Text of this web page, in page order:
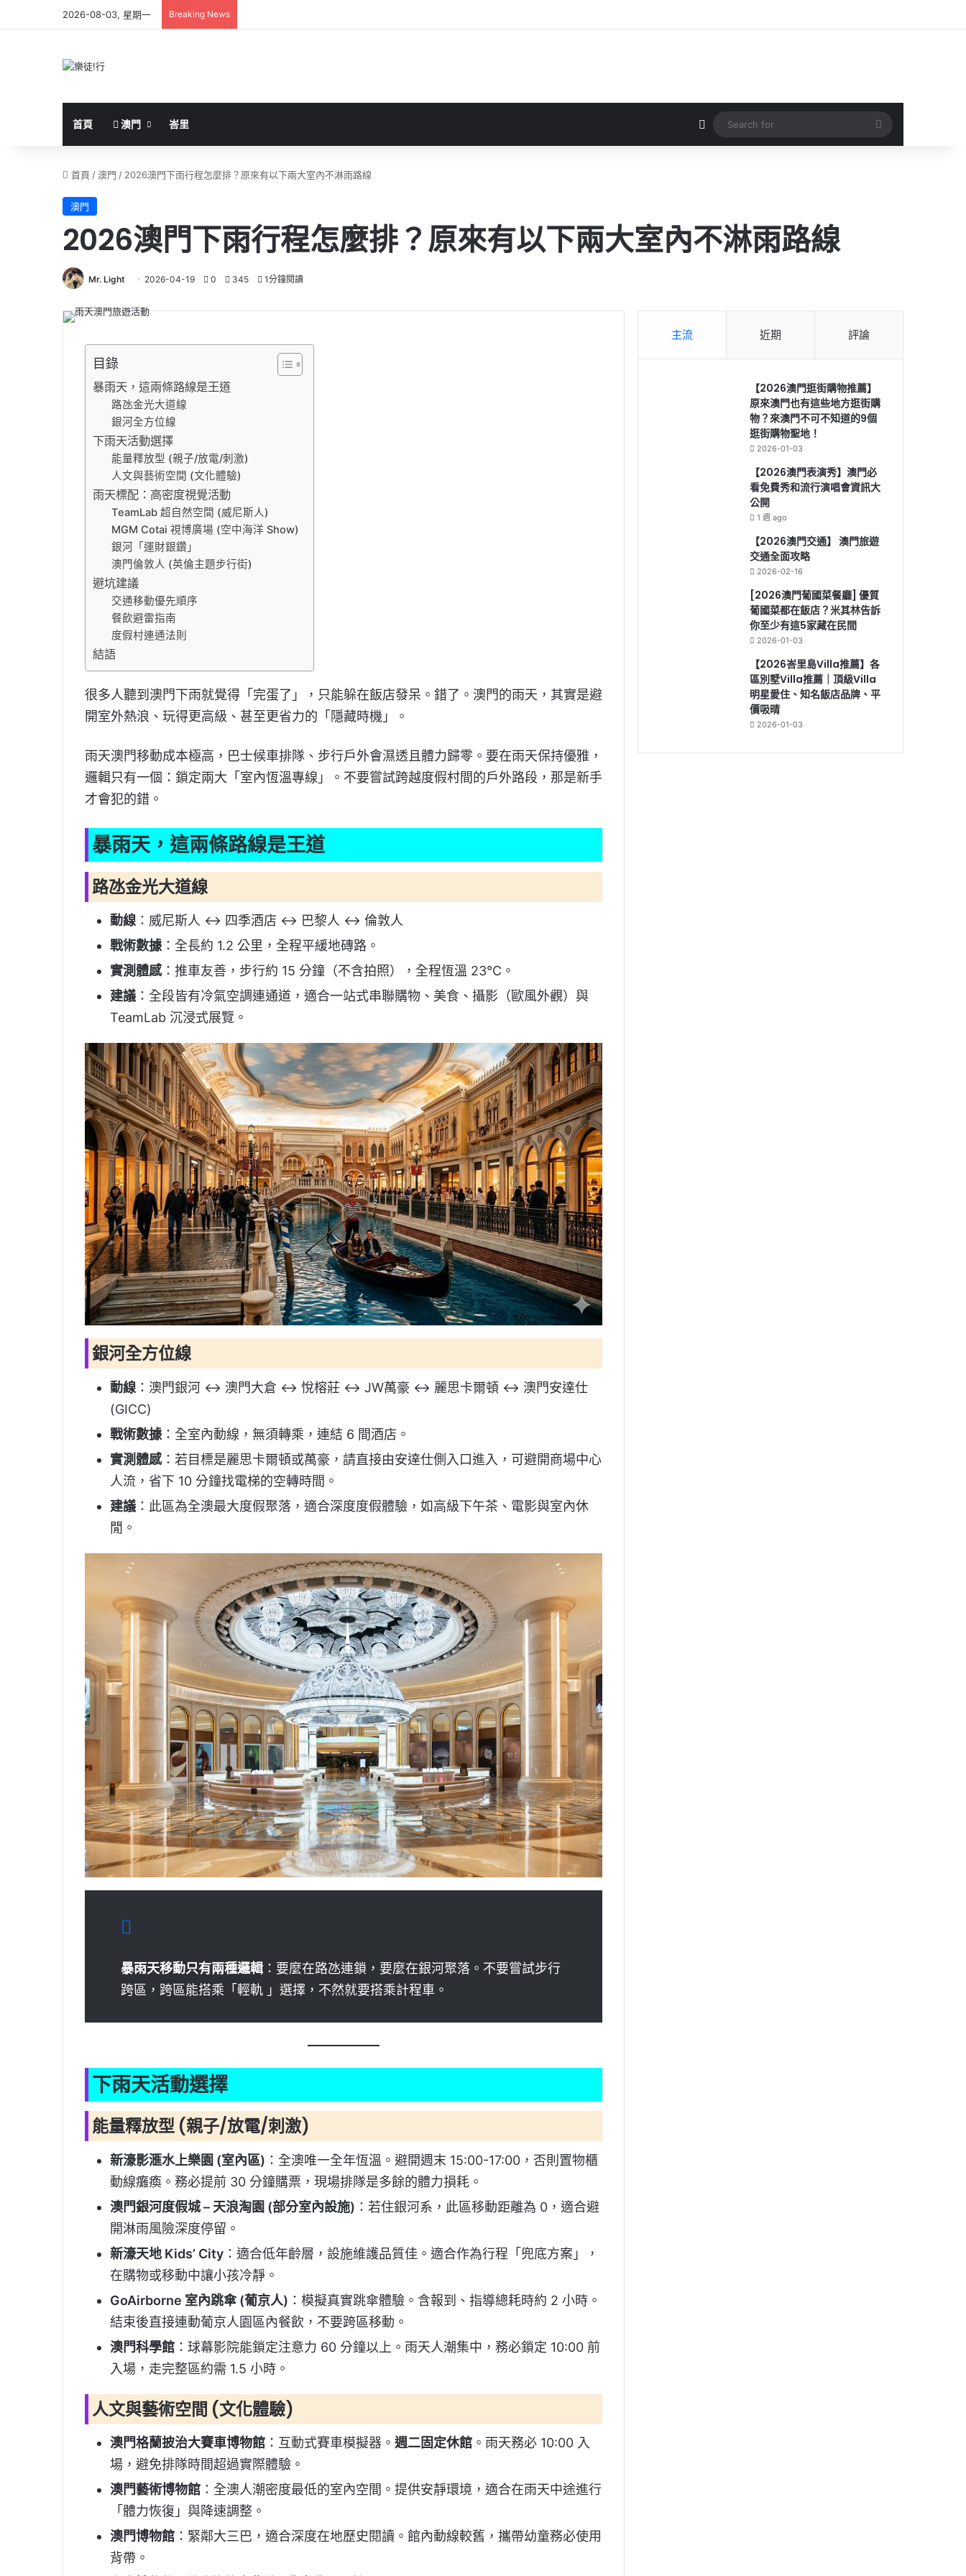
2026-08-03, 星期一 Breaking News
首頁 澳門 峇里 Random Article
Search
for
首頁 /澳門 / 2026澳門下雨行程怎麼排？原來有以下兩大室內不淋雨路線
澳門
2026澳門下雨行程怎麼排？原來有以下兩大室內不淋雨路線
Mr. Light 2026-04-19 0 345 1分鐘閱讀
目錄
暴雨天，這兩條路線是王道
路氹金光大道線
銀河全方位線
下雨天活動選擇
能量釋放型 (親子/放電/刺激)
人文與藝術空間 (文化體驗)
雨天標配：高密度視覺活動
TeamLab 超自然空間 (威尼斯人)
MGM Cotai 視博廣場 (空中海洋 Show)
銀河「運財銀鑽」
澳門倫敦人 (英倫主題步行街)
避坑建議
交通移動優先順序
餐飲避雷指南
度假村連通法則
結語
很多人聽到澳門下雨就覺得「完蛋了」，只能躲在飯店發呆。錯了。澳門的雨天，其實是避
開室外熱浪、玩得更高級、甚至更省力的「隱藏時機」。
雨天澳門移動成本極高，巴士候車排隊、步行戶外會濕透且體力歸零。要在雨天保持優雅，
邏輯只有一個：鎖定兩大「室內恆溫專線」。不要嘗試跨越度假村間的戶外路段，那是新手
才會犯的錯。
暴雨天，這兩條路線是王道
路氹金光大道線
動線 ：威尼斯人 ↔ 四季酒店 ↔ 巴黎人 ↔ 倫敦人
戰術數據 ：全長約 1.2 公里，全程平緩地磚路。
實測體感：推車友善，步行約 15 分鐘（不含拍照），全程恆溫 23°C。
建議 ：全段皆有冷氣空調連通道，適合一站式串聯購物、美食、攝影（歐風外觀）與
TeamLab 沉浸式展覽。
銀河全方位線
動線 ：澳門銀河 ↔ 澳門大倉 ↔ 悅榕莊 ↔ JW萬豪 ↔ 麗思卡爾頓 ↔ 澳門安達仕
(GICC)
戰術數據 ：全室內動線，無須轉乘，連結 6 間酒店。
實測體感：若目標是麗思卡爾頓或萬豪，請直接由安達仕側入口進入，可避開商場中心
人流，省下 10 分鐘找電梯的空轉時間。
建議 ：此區為全澳最大度假聚落，適合深度度假體驗，如高級下午茶、電影與室內休
閒。
暴雨天移動只有兩種邏輯 ：要麼在路氹連鎖，要麼在銀河聚落。不要嘗試步行
跨區，跨區能搭乘「輕軌 」選擇，不然就要搭乘計程車。
下雨天活動選擇
能量釋放型 (親子/放電/刺激)
新濠影滙水上樂園 (室內區) ：全澳唯一全年恆溫。避開週末 15:00-17:00，否則置物櫃
動線癱瘓。務必提前 30 分鐘購票，現場排隊是多餘的體力損耗。
澳門銀河度假城 – 天浪淘園 (部分室內設施) ：若住銀河系，此區移動距離為 0，適合避
開淋雨風險深度停留。
新濠天地 Kids’ City ：適合低年齡層，設施維護品質佳。適合作為行程「兜底方案」，
在購物或移動中讓小孩冷靜。
GoAirborne 室內跳傘 (葡京人) ：模擬真實跳傘體驗。含報到、指導總耗時約 2 小時。
結束後直接連動葡京人園區內餐飲，不要跨區移動。
澳門科學館 ：球幕影院能鎖定注意力 60 分鐘以上。雨天人潮集中，務必鎖定 10:00 前
入場，走完整區約需 1.5 小時。
人文與藝術空間 (文化體驗)
澳門格蘭披治大賽車博物館 ：互動式賽車模擬器。 週二固定休館 。雨天務必 10:00 入
場，避免排隊時間超過實際體驗。
澳門藝術博物館 ：全澳人潮密度最低的室內空間。提供安靜環境，適合在雨天中途進行
「體力恢復」與降速調整。
澳門博物館 ：緊鄰大三巴，適合深度在地歷史閱讀。館內動線較舊，攜帶幼童務必使用
背帶。
主流 近期 評論
【2026澳門逛街購物推薦】
原來澳門也有這些地方逛街購
物？來澳門不可不知道的9個
逛街購物聖地！
2026-01-03
【2026澳門表演秀】澳門必
看免費秀和流行演唱會資訊大
公開
1 週 ago
【2026澳門交通】 澳門旅遊
交通全面攻略
2026-02-16
[2026澳門葡國菜餐廳] 優質
葡國菜都在飯店？米其林告訴
你至少有這5家藏在民間
2026-01-03
【2026峇里島Villa推薦】各
區別墅Villa推薦｜頂級Villa
明星愛住、知名飯店品牌、平
價吸晴
2026-01-03